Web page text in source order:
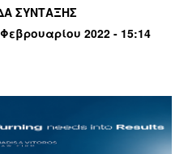
ΣΥΝΤΑΞΗΣ
2022 - 15:14